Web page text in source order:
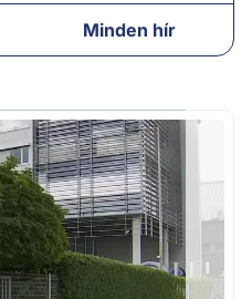
Minden hír